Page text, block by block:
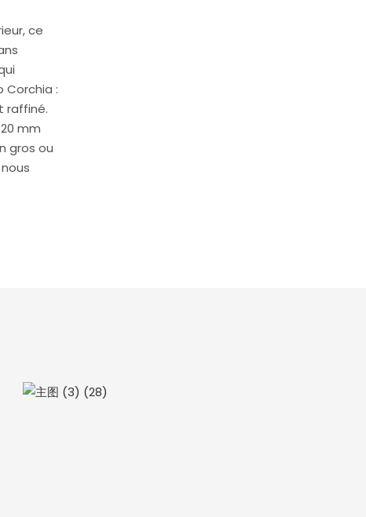
ce
Corchia :
raffiné.
mm
gros ou